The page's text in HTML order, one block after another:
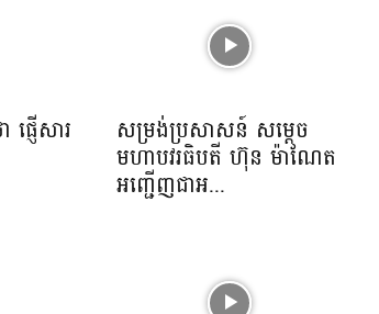
ញើសារ សម្រង់ប្រសាសន៍ សម្ដេច
មហាបវរធិបតី ហ៊ុន ម៉ាណែត
អញ្ជើញជាអ...